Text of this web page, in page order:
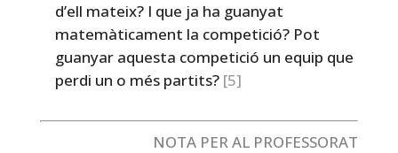
d’ell mateix? I que ja ha guanyat
matemàticament la competició? Pot
guanyar aquesta competició un equip que
perdi un o més partits? [5]
NOTA PER AL PROFESSORAT